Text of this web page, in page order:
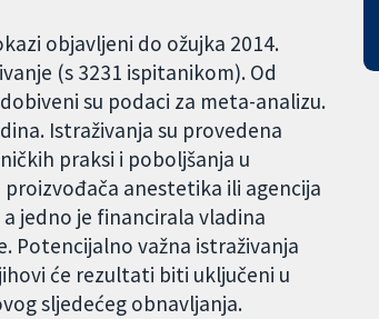
objavljeni do ožujka 2014.
(s 3231 ispitanikom). Od
su podaci za meta-analizu.
Istraživanja su provedena
praksi i poboljšanja u
anestetika ili agencija
jedno je financirala vladina
Potencijalno važna istraživanja
će rezultati biti uključeni u
sljedećeg obnavljanja.